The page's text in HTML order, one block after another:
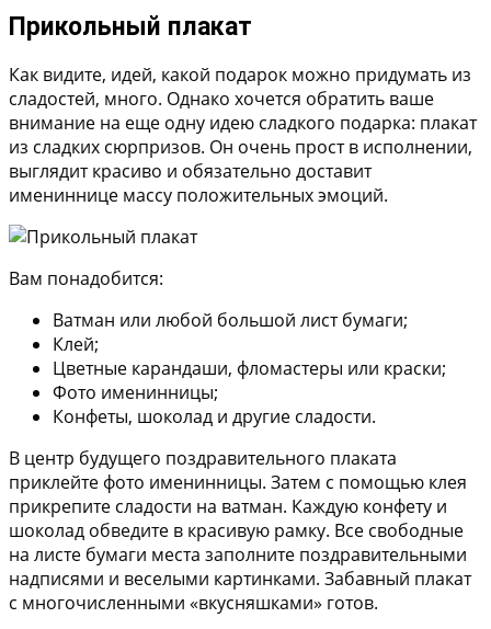
Прикольный плакат
Как видите, идей, какой подарок можно придумать из
сладостей, много. Однако хочется обратить ваше
внимание на еще одну идею сладкого подарка: плакат
из сладких сюрпризов. Он очень прост в исполнении,
выглядит красиво и обязательно доставит
имениннице массу положительных эмоций.
Вам понадобится:
Ватман или любой большой лист бумаги;
Клей;
Цветные карандаши, фломастеры или краски;
Фото именинницы;
Конфеты, шоколад и другие сладости.
В центр будущего поздравительного плаката
приклейте фото именинницы. Затем с помощью клея
прикрепите сладости на ватман. Каждую конфету и
шоколад обведите в красивую рамку. Все свободные
на листе бумаги места заполните поздравительными
надписями и веселыми картинками. Забавный плакат
с многочисленными «вкусняшками» готов.